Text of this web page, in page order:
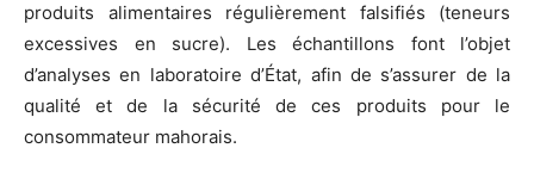
produits alimentaires régulièrement falsifiés (teneurs
excessives en sucre). Les échantillons font l’objet
d’analyses en laboratoire d’État, afin de s’assurer de la
qualité et de la sécurité de ces produits pour le
consommateur mahorais.